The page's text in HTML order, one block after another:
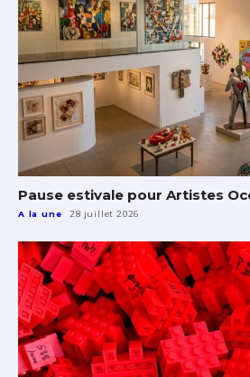
Pause estivale pour Artistes
A la une 28 juillet 2026